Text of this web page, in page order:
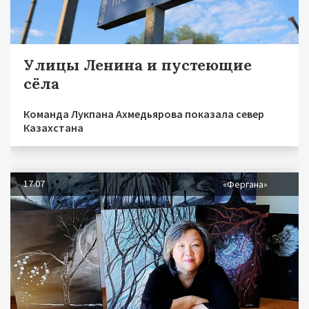
Улицы Ленина и пустеющие
сёла
Команда Лукпана Ахмедьярова показала север
Казахстана
17.07 «Фергана»